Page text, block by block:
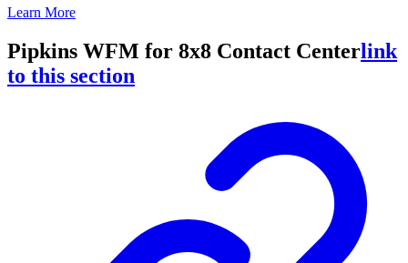
Learn More
Pipkins WFM for 8x8 Contact Centerlink
to this section